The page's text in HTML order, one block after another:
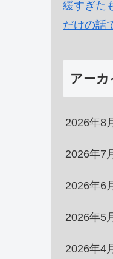
緩すぎた
だけの話
アーカ
2026年8
2026年7
2026年6
2026年5
2026年4